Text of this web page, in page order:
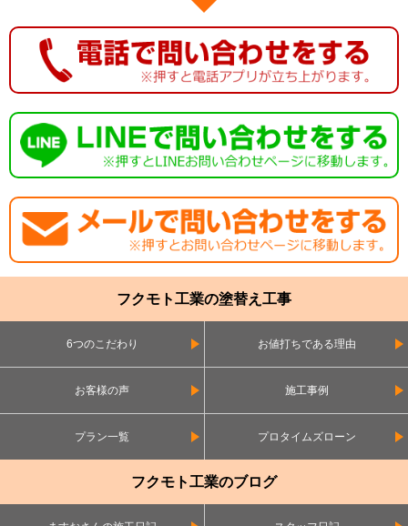
フクモト工業の塗替え工事
6つのこだわり お値打ちである理由
お客様の声 施工事例
プラン一覧 プロタイムズローン
フクモト工業のブログ